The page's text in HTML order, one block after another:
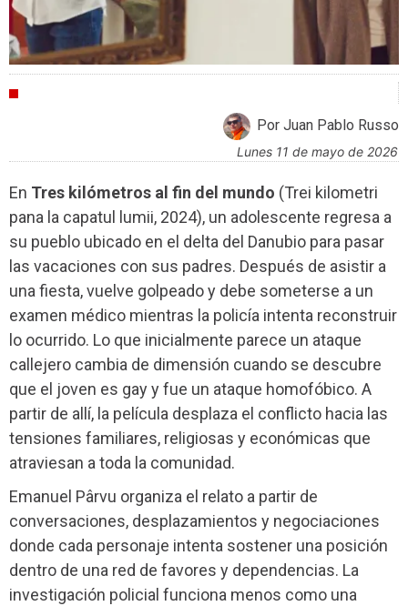
Por Juan Pablo Russo
lunes 11 de mayo de 2026
En Tres kilómetros al fin del mundo (Trei kilometri
pana la capatul lumii, 2024), un adolescente regresa a
su pueblo ubicado en el delta del Danubio para pasar
las vacaciones con sus padres. Después de asistir a
una fiesta, vuelve golpeado y debe someterse a un
examen médico mientras la policía intenta reconstruir
lo ocurrido. Lo que inicialmente parece un ataque
callejero cambia de dimensión cuando se descubre
que el joven es gay y fue un ataque homofóbico. A
partir de allí, la película desplaza el conflicto hacia las
tensiones familiares, religiosas y económicas que
atraviesan a toda la comunidad.
Emanuel Pârvu organiza el relato a partir de
conversaciones, desplazamientos y negociaciones
donde cada personaje intenta sostener una posición
dentro de una red de favores y dependencias. La
investigación policial funciona menos como una